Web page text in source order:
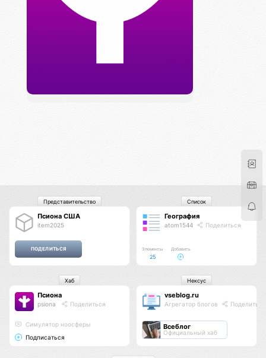
Псиона США
item2025
Представительство
География
atom1544 Поделиться
Элементы
25
Добавить
Список
Псиона
psiona Поделиться
Cимулятор ноосферы
Подписаться
Хаб
vseblog.ru
Агрегатор блогов Поделиться
Всеблог
Официальный хаб
Нексус